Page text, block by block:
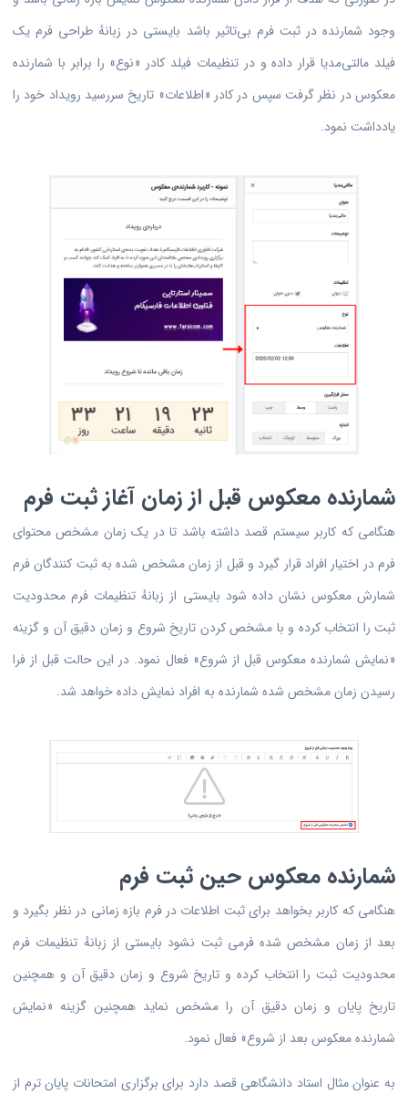
وجود شمارنده در ثبت فرم بی‌تاثیر باشد بایستی در زبانهٔ طراحی فرم یک
فیلد مالتی‌مدیا قرار داده و در تنظیمات فیلد کادر «نوع» را برابر با شمارنده
معکوس در نظر گرفت سپس در کادر «اطلاعات» تاریخ سررسید رویداد خود را
یادداشت نمود.
شمارنده معکوس قبل از زمان آغاز ثبت فرم
هنگامی که کاربر سیستم قصد داشته باشد تا در یک زمان مشخص محتوای
فرم در اختیار افراد قرار گیرد و قبل از زمان مشخص شده به ثبت کنندگان فرم
شمارش معکوس نشان داده شود بایستی از زبانهٔ تنظیمات فرم محدودیت
ثبت را انتخاب کرده و با مشخص کردن تاریخ شروع و زمان دقیق آن و گزینه
«نمایش شمارنده معکوس قبل از شروع» فعال نمود. در این حالت قبل از فرا
رسیدن زمان مشخص شده شمارنده به افراد نمایش داده خواهد شد.
شمارنده معکوس حین ثبت فرم
هنگامی که کاربر بخواهد برای ثبت اطلاعات در فرم بازه زمانی در نظر بگیرد و
بعد از زمان مشخص شده فرمی ثبت نشود بایستی از زبانهٔ تنظیمات فرم
محدودیت ثبت را انتخاب کرده و تاریخ شروع و زمان دقیق آن و همچنین
تاریخ پایان و زمان دقیق آن را مشخص نماید همچنین گزینه «نمایش
شمارنده معکوس بعد از شروع» فعال نمود.
به عنوان مثال استاد دانشگاهی قصد دارد برای برگزاری امتحانات پایان ترم از